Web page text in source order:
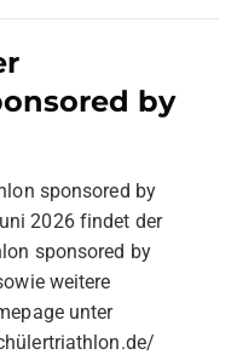
by
sponsored by
2026 findet der
sponsored by
weitere
unter